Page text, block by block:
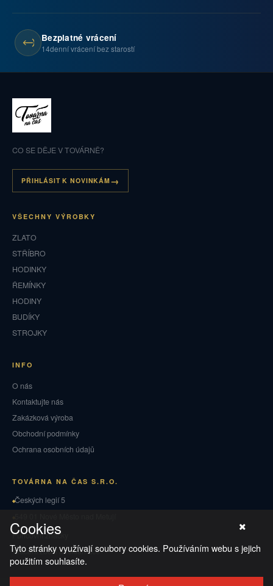
Bezplatné vrácení
14denní vrácení bez starostí
CO SE DĚJE V TOVÁRNĚ?
PŘIHLÁSIT K NOVINKÁM
VŠECHNY VÝROBKY
ZLATO
STŘÍBRO
HODINKY
ŘEMÍNKY
HODINY
BUDÍKY
STROJKY
INFO
O nás
Kontaktujte nás
Zakázková výroba
Obchodní podmínky
Ochrana osobních údajů
TOVÁRNA NA ČAS S.R.O.
Českých legií 5
Puncovní značky
Vrácení zboží a reklamace
Cookies
Tyto stránky využívají soubory cookies. Používáním webu s jejich
použitím souhlasíte.